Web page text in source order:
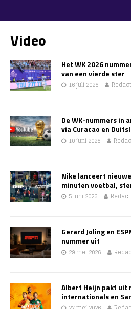
Video
Het WK 2026
van een vierde ster
16 juli 2026
De WK-nummers in
via Curacao en
10 juni 2026
Nike lanceert
minuten voetbal,
5 juni 2026
Gerard Joling en
nummer uit
29 mei 2026
Albert Heijn pakt uit
internationals en